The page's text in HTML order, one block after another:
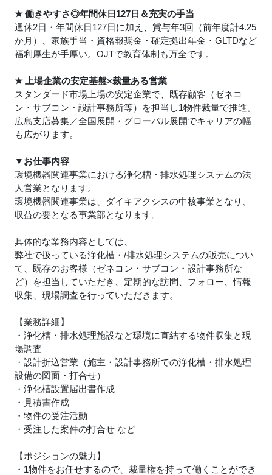
★働きやすさ◎年間休日127日＆充実の手当
週休2日・年間休日127日に加え、賞与年3回（前年度計4.25
か月）、家族手当・資格報奨金・確定拠出年金・GLTDなど
福利厚生が手厚い。OJTで教育体制も万全です。
★上場企業の安定基盤×裁量ある営業
スタンダード市場上場の安定企業で、既存顧客（ゼネコ
ン・サブコン・設計事務所等）を担当し1物件裁量で推進。
広島支店募集／全国展開・グローバル展開でキャリアの幅
も広がります。
▼お仕事内容
環境機器関連事業における浄化槽・排水処理システムの法
人営業となります。
環境機器関連事業は、ダイキアクシスの中核事業となり、
収益の要となる事業部となります。
具体的な業務内容としては、
弊社で扱っている浄化槽・/排水処理システムの販売につい
て、既存のお客様（ゼネコン・サブコン・設計事務所な
ど）を担当していただき、定期的な訪問、フォロー、情報
収集、現場調査を行っていただきます。
【業務詳細】
・浄化槽・排水処理施設など環境に直結する物件収集と現
場調査
・設計折込営業（施主・設計事務所での浄化槽・排水処理
設備の図面・打合せ）
・浄化槽設置届出書作成
・見積書作成
・物件の受注活動
・受注した案件の打合せ など
【ポジションの魅力】
・1物件をお任せするので、裁量権を持って働くことができ